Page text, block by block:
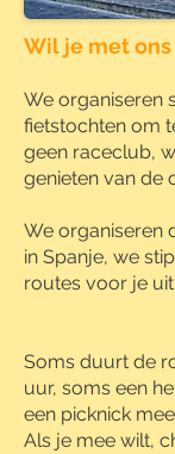
Wil je met
We organiseren
fietstochten om
geen raceclub,
genieten van de
We organiseren
in Spanje, we
routes voor je
Soms duurt de
uur, soms een
een picknick
Als je mee wilt,